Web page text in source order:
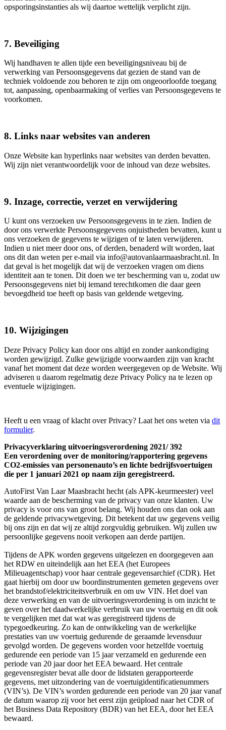
opsporingsinstanties als wij daartoe wettelijk verplicht zijn.
7. Beveiliging
Wij handhaven te allen tijde een beveiligingsniveau bij de
verwerking van Persoonsgegevens dat gezien de stand van de
techniek voldoende zou behoren te zijn om ongeoorloofde toegang
tot, aanpassing, openbaarmaking of verlies van Persoonsgegevens te
voorkomen.
8. Links naar websites van anderen
Onze Website kan hyperlinks naar websites van derden bevatten.
Wij zijn niet verantwoordelijk voor de inhoud van deze websites.
9. Inzage, correctie, verzet en verwijdering
U kunt ons verzoeken uw Persoonsgegevens in te zien. Indien de
door ons verwerkte Persoonsgegevens onjuistheden bevatten, kunt u
ons verzoeken de gegevens te wijzigen of te laten verwijderen.
Indien u niet meer door ons, of derden, benaderd wilt worden, laat
ons dit dan weten per e-mail via info@autovanlaarmaasbracht.nl. In
dat geval is het mogelijk dat wij de verzoeken vragen om diens
identiteit aan te tonen. Dit doen we ter bescherming van u, zodat uw
Persoonsgegevens niet bij iemand terechtkomen die daar geen
bevoegdheid toe heeft op basis van geldende wetgeving.
10. Wijzigingen
Deze Privacy Policy kan door ons altijd en zonder aankondiging
worden gewijzigd. Zulke gewijzigde voorwaarden zijn van kracht
vanaf het moment dat deze worden weergegeven op de Website. Wij
adviseren u daarom regelmatig deze Privacy Policy na te lezen op
eventuele wijzigingen.
Heeft u een vraag of klacht over Privacy? Laat het ons weten via dit
formulier.
Privacyverklaring uitvoeringsverordening 2021/ 392
Een verordening over de monitoring/rapportering gegevens
CO2-emissies van personenauto’s en lichte bedrijfsvoertuigen
die per 1 januari 2021 op naam zijn geregistreerd.
AutoFirst Van Laar Maasbracht hecht (als APK-keurmeester) veel
waarde aan de bescherming van de privacy van onze klanten. Uw
privacy is voor ons van groot belang. Wij houden ons dan ook aan
de geldende privacywetgeving. Dit betekent dat uw gegevens veilig
bij ons zijn en dat wij ze altijd zorgvuldig gebruiken. Wij zullen uw
persoonlijke gegevens nooit verkopen aan derde partijen.
Tijdens de APK worden gegevens uitgelezen en doorgegeven aan
het RDW en uiteindelijk aan het EEA (het Europees
Milieuagentschap) voor haar centrale gegevensarchief (CDR). Het
gaat hierbij om door uw boordinstrumenten gemeten gegevens over
het brandstof/elektriciteitsverbruik en om uw VIN. Het doel van
deze verwerking en van de uitvoeringsverordening is om inzicht te
geven over het daadwerkelijke verbruik van uw voertuig en dit ook
te vergelijken met dat wat was geregistreerd tijdens de
typegoedkeuring. Zo kan de ontwikkeling van de werkelijke
prestaties van uw voertuig gedurende de geraamde levensduur
gevolgd worden. De gegevens worden voor hetzelfde voertuig
gedurende een periode van 15 jaar verzameld en gedurende een
periode van 20 jaar door het EEA bewaard. Het centrale
gegevensregister bevat alle door de lidstaten gerapporteerde
gegevens, met uitzondering van de voertuigidentificatienummers
(VIN’s). De VIN’s worden gedurende een periode van 20 jaar vanaf
de datum waarop zij voor het eerst zijn geüpload naar het CDR of
het Business Data Repository (BDR) van het EEA, door het EEA
bewaard.